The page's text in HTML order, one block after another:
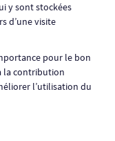
y sont stockées
d’une visite
pour le bon
la contribution
l’utilisation du